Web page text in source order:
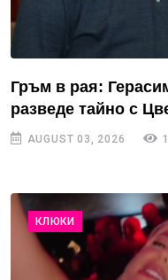
Гръм в рая:
разведе тайно с
AUGUST 03, 2026
КЛЮКИ